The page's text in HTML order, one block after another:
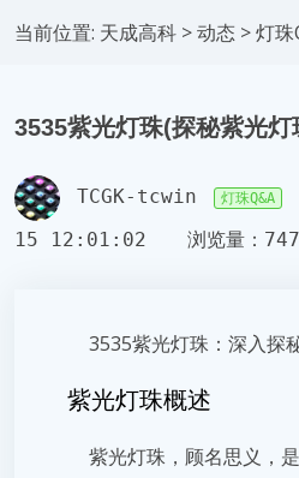
当前位置: 天成高科 >动态 >灯珠
3535紫光灯珠(探秘紫光
TCGK-tcwin 灯珠Q&A
15 12:01:02
浏览量：747
3535紫光灯珠：深入探
紫光灯珠概述
紫光灯珠，顾名思义，